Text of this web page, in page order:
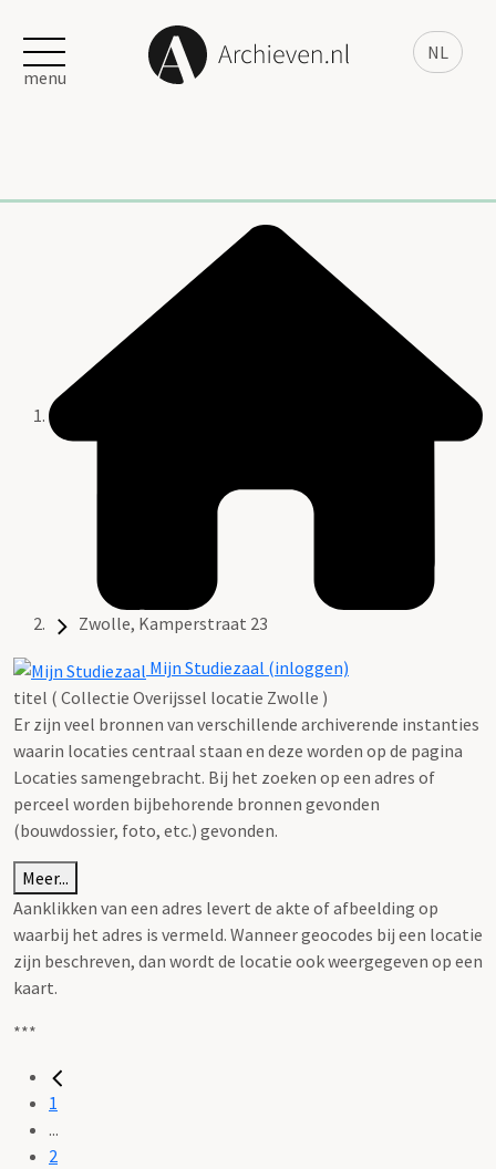
NL
menu
Zwolle, Kamperstraat 23
Mijn Studiezaal (inloggen)
titel ( Collectie Overijssel locatie Zwolle )
Er zijn veel bronnen van verschillende archiverende instanties
waarin locaties centraal staan en deze worden op de pagina
Locaties samengebracht. Bij het zoeken op een adres of
perceel worden bijbehorende bronnen gevonden
(bouwdossier, foto, etc.) gevonden.
Meer...
Aanklikken van een adres levert de akte of afbeelding op
waarbij het adres is vermeld. Wanneer geocodes bij een locatie
zijn beschreven, dan wordt de locatie ook weergegeven op een
kaart.
***
1
...
2